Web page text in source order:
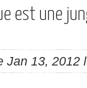
est une
Jan 13, 2012